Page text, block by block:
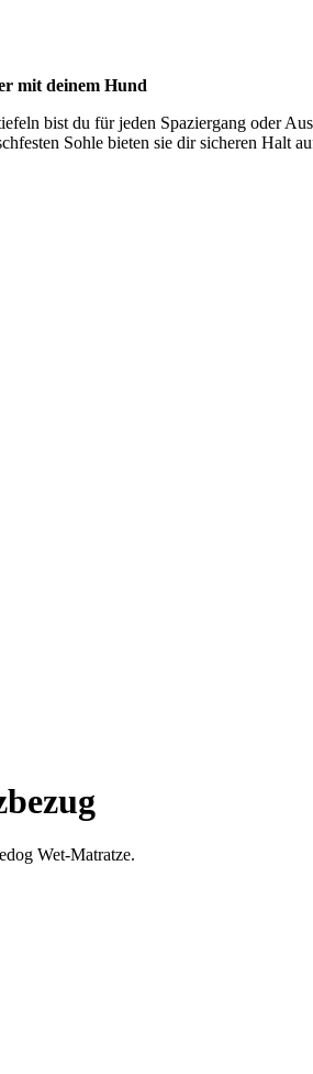
mit deinem Hund
bist du für jeden Spaziergang oder
Sohle bieten sie dir sicheren Halt
Wet-Matratze.